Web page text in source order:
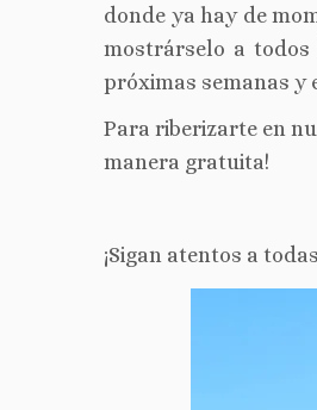
donde ya hay de
mostrárselo a todos
próximas semanas y
Para riberizarte en
manera gratuita!
¡Sigan atentos a